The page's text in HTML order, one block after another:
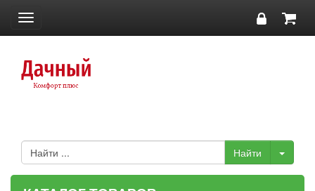
Toggle
navigation